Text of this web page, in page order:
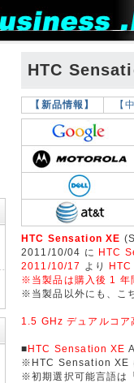
HTC
【新品情報】 【
HTC Sensation XE
2011/10/04 に HTC
2011/10/17
より
※当製品は購入後 1 年
※当製品以外にも、こ
1.5 GHz デュアルコア
■HTC Sensation XE
※HTC Sensation XE
※初期選択可能言語は